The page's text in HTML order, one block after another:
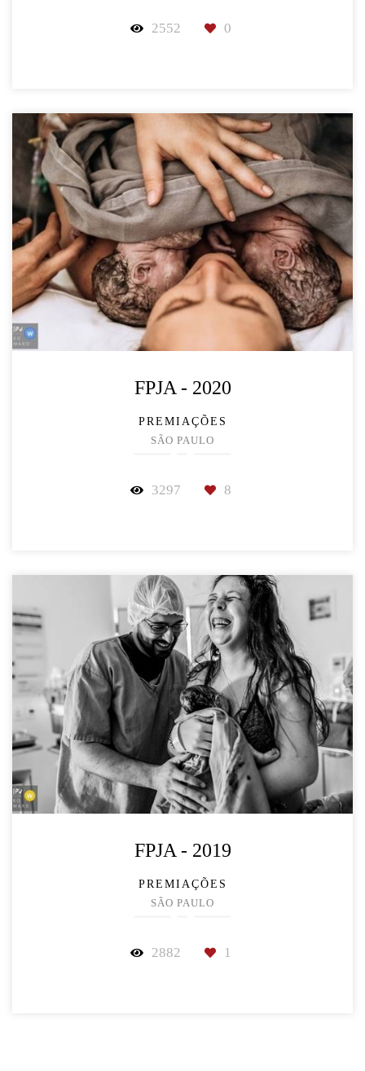
2552 0
FPJA - 2020
PREMIAÇÕES
SÃO PAULO
3297 8
FPJA - 2019
PREMIAÇÕES
SÃO PAULO
2882 1